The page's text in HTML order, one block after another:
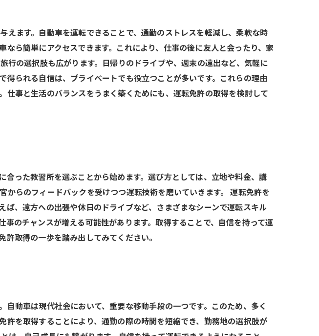
ます。自動車を運転できることで、通勤のストレスを軽減し、柔軟な時
ら簡単にアクセスできます。これにより、仕事の後に友人と会ったり、家
行の選択肢も広がります。日帰りのドライブや、週末の遠出など、気軽に
られる自信は、プライベートでも役立つことが多いです。これらの理由
事と生活のバランスをうまく築くためにも、運転免許の取得を検討して
った教習所を選ぶことから始めます。選び方としては、立地や料金、講
らのフィードバックを受けつつ運転技術を磨いていきます。 運転免許を
、遠方への出張や休日のドライブなど、さまざまなシーンで運転スキル
のチャンスが増える可能性があります。取得することで、自信を持って運
取得の一歩を踏み出してみてください。
動車は現代社会において、重要な移動手段の一つです。このため、多く
を取得することにより、通勤の際の時間を短縮でき、勤務地の選択肢が